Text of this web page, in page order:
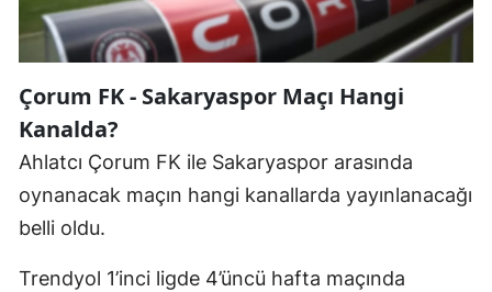
Edirne
Erzurum
Eskişehir
Çorum FK - Sakaryaspor Maçı Hangi
Kanalda?
Ahlatcı Çorum FK ile Sakaryaspor arasında
oynanacak maçın hangi kanallarda yayınlanacağı
belli oldu.
Trendyol 1’inci ligde 4’üncü hafta maçında